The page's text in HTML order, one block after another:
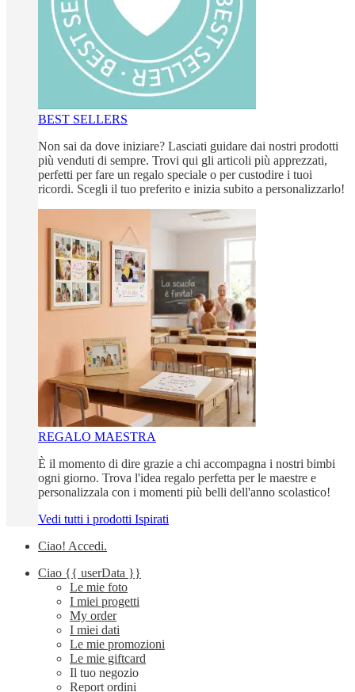
BEST SELLERS
Non sai da dove iniziare? Lasciati guidare dai nostri prodotti
più venduti di sempre. Trovi qui gli articoli più apprezzati,
perfetti per fare un regalo speciale o per custodire i tuoi
ricordi. Scegli il tuo preferito e inizia subito a personalizzarlo!
REGALO MAESTRA
È il momento di dire grazie a chi accompagna i nostri bimbi
ogni giorno. Trova l'idea regalo perfetta per le maestre e
personalizzala con i momenti più belli dell'anno scolastico!
Vedi tutti i prodotti Ispirati
Ciao! Accedi.
Ciao {{ userData }}
Le mie foto
I miei progetti
My order
I miei dati
Le mie promozioni
Le mie giftcard
Il tuo negozio
Report ordini